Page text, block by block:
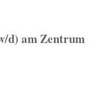
d) am Zentrum